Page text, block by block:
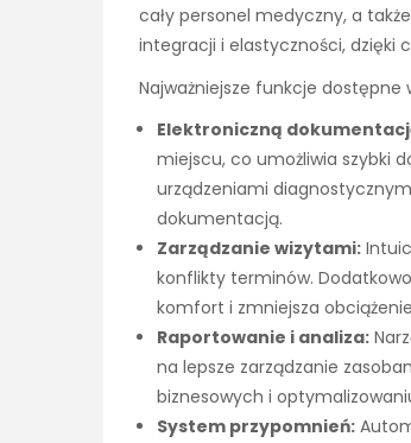
cały personel medyczny, a
integracji i elastyczności, dzięki
Najważniejsze funkcje
Elektroniczną
miejscu, co umożliwia szybki
urządzeniami
dokumentacją.
Zarządzanie wizytami:
konflikty terminów.
komfort i zmniejsza
Raportowanie i analiza:
na lepsze zarządzanie
biznesowych i
System przypomnień: